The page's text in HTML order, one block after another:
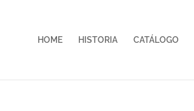
HOME HISTORIA CATÁLOGO